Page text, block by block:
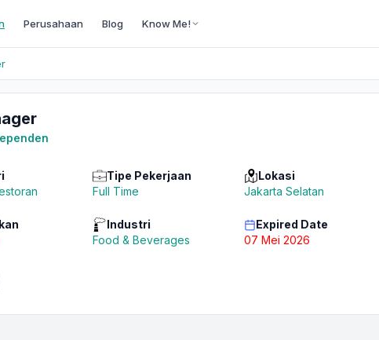
Perusahaan Blog Know Me!
Tipe Pekerjaan
Full Time
Lokasi
Jakarta Selatan
Industri
Food & Beverages
Expired Date
07 Mei 2026